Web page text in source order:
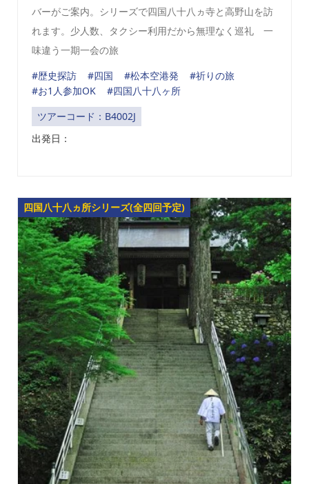
バーがご案内。シリーズで四国八十八ヵ寺と高野山を訪
れます。少人数、タクシー利用だから無理なく巡礼 一
味違う一期一会の旅
#歴史探訪
#四国 #松本空港発
#祈りの旅
#お1人参加OK
#四国八十八ヶ所
ツアーコード：B4002J
出発日：
四国八十八ヵ所シリーズ(全四回予定)